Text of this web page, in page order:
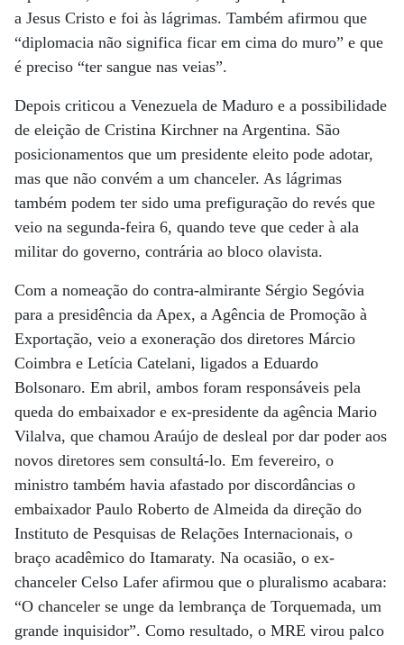
a Jesus Cristo e foi às lágrimas. Também afirmou que
“diplomacia não significa ficar em cima do muro” e que
é preciso “ter sangue nas veias”.
Depois criticou a Venezuela de Maduro e a possibilidade
de eleição de Cristina Kirchner na Argentina. São
posicionamentos que um presidente eleito pode adotar,
mas que não convém a um chanceler. As lágrimas
também podem ter sido uma prefiguração do revés que
veio na segunda-feira 6, quando teve que ceder à ala
militar do governo, contrária ao bloco olavista.
Com a nomeação do contra-almirante Sérgio Segóvia
para a presidência da Apex, a Agência de Promoção à
Exportação, veio a exoneração dos diretores Márcio
Coimbra e Letícia Catelani, ligados a Eduardo
Bolsonaro. Em abril, ambos foram responsáveis pela
queda do embaixador e ex-presidente da agência Mario
Vilalva, que chamou Araújo de desleal por dar poder aos
novos diretores sem consultá-lo. Em fevereiro, o
ministro também havia afastado por discordâncias o
embaixador Paulo Roberto de Almeida da direção do
Instituto de Pesquisas de Relações Internacionais, o
braço acadêmico do Itamaraty. Na ocasião, o ex-
chanceler Celso Lafer afirmou que o pluralismo acabara:
“O chanceler se unge da lembrança de Torquemada, um
grande inquisidor”. Como resultado, o MRE virou palco